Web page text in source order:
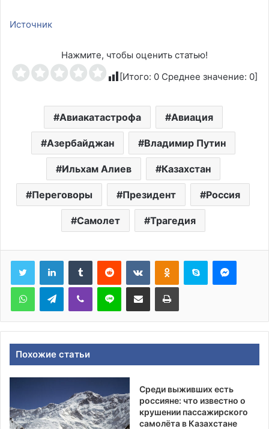
Источник
Нажмите, чтобы оценить статью!
[Итого: 0 Среднее значение: 0]
Авиакатастрофа Авиация
Азербайджан Владимир Путин
Ильхам Алиев Казахстан
Переговоры Президент Россия
Самолет Трагедия
Tumblr Reddit ВконтактеОдноклассники
Skype
WhatsAppTelegramViber Line Поделиться через электронную почту Печатать
Похожие статьи
Среди выживших есть
россияне: что известно о
крушении пассажирского
самолёта в Казахстане